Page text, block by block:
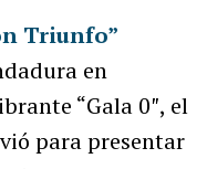
Triunfo”
en
“Gala 0″, el
para presentar